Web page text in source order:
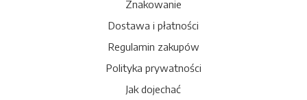
Znakowanie
Dostawa i płatności
Regulamin zakupów
Polityka prywatności
Jak dojechać